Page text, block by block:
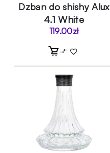
Dzban do shishy Alux
4.1 White
119.00zł